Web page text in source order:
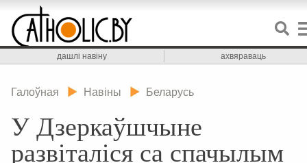
дашлі навіну ахвяраваць
Галоўная Навіны Беларусь
У Дзеркаўшчыне
развіталіся са спачылым